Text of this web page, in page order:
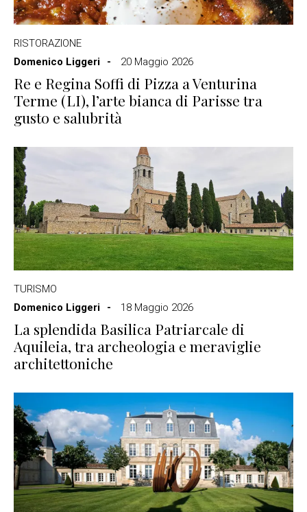
RISTORAZIONE
Domenico Liggeri
20 Maggio 2026
Re e Regina Soffi di Pizza a Venturina
Terme (LI), l’arte bianca di Parisse tra
gusto e salubrità
TURISMO
Domenico Liggeri
18 Maggio 2026
La splendida Basilica Patriarcale di
Aquileia, tra archeologia e meraviglie
architettoniche